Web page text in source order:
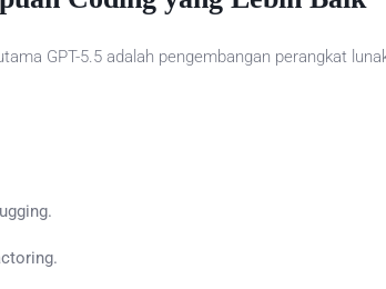
GPT-5.5 adalah pengembangan perangkat